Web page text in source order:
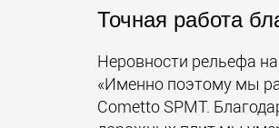
Точная работа
Неровности рельефа
«Именно поэтому мы
Cometto SPMT.